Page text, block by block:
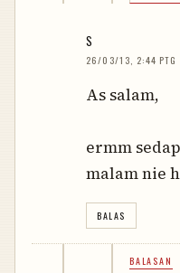
S
26/03/13, 2:44 PTG
As salam,
ermm
malam nie
BALAS
BALASAN